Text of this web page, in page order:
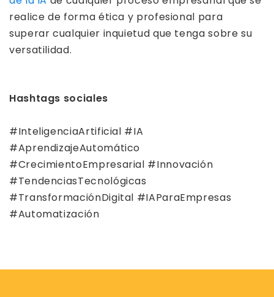
realice de forma ética y profesional para
superar cualquier inquietud que tenga sobre su
versatilidad.
Hashtags sociales
#InteligenciaArtificial #IA
#AprendizajeAutomático
#CrecimientoEmpresarial #Innovación
#TendenciasTecnológicas
#TransformaciónDigital #IAParaEmpresas
#Automatización